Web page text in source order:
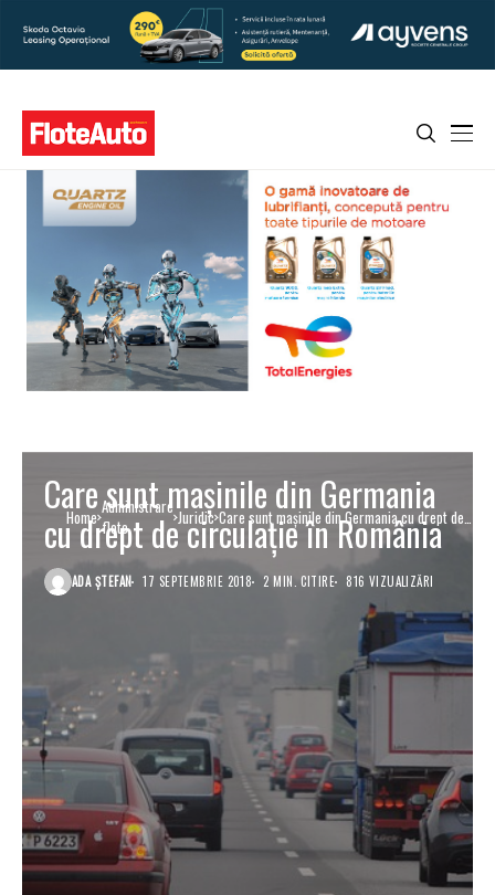
Home Administrare
flote
Juridic Care sunt maşinile din Germania cu drept de
circulaţie în România
Care sunt maşinile din Germania
cu drept de circulaţie în România
ADA ȘTEFAN 17 SEPTEMBRIE 2018 2 MIN. CITIRE 816 VIZUALIZĂRI